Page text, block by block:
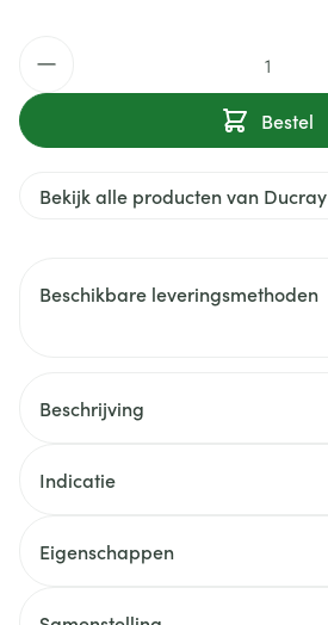
Bestel
Bekijk alle producten van Ducray
Beschikbare leveringsmethoden
Beschrijving
Indicatie
Eigenschappen